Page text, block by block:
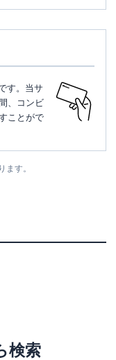
す。当サ
、コンビ
ことがで
ます。
検索